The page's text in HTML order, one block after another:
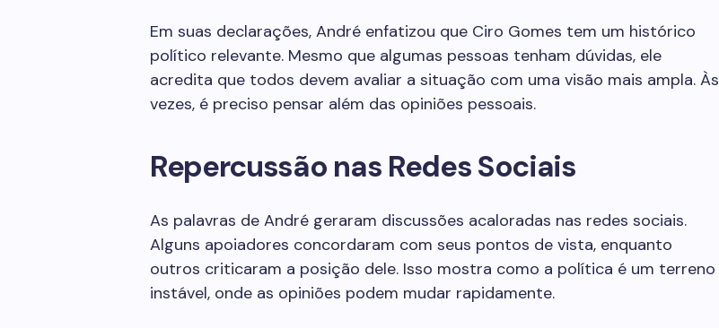
Em suas declarações, André enfatizou que Ciro Gomes tem um histórico
político relevante. Mesmo que algumas pessoas tenham dúvidas, ele
acredita que todos devem avaliar a situação com uma visão mais ampla. Às
vezes, é preciso pensar além das opiniões pessoais.
Repercussão nas Redes Sociais
As palavras de André geraram discussões acaloradas nas redes sociais.
Alguns apoiadores concordaram com seus pontos de vista, enquanto
outros criticaram a posição dele. Isso mostra como a política é um terreno
instável, onde as opiniões podem mudar rapidamente.